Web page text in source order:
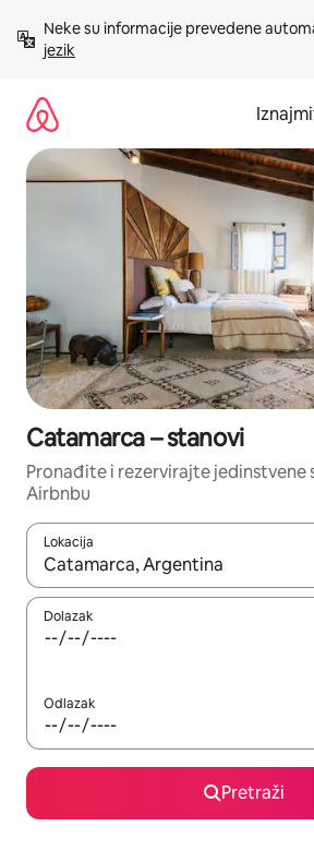
sadržaj
Neke su informacije prevedene
jezik
Catamarca – stanovi
Pronađite i rezervirajte jedinstvene
Airbnbu
Lokacija
Kada budu dostupni rezultati, moći
Dolazak
Odlazak
Pretraži